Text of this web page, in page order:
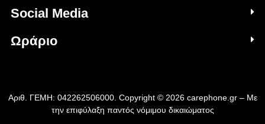
Social Media
Ωράριο
Αριθ. ΓΕΜΗ: 042262506000. Copyright © 2026 carephone.gr – Με
την επιφύλαξη παντός νόμιμου δικαιώματος